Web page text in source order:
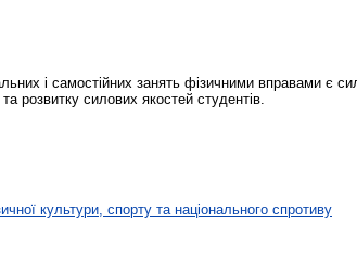
і самостійних занять фізичними вправами є
розвитку силових якостей студентів.
культури, спорту та національного спротиву